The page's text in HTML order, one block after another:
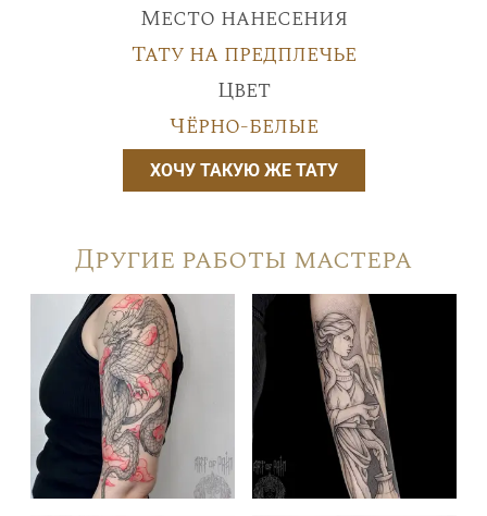
Место нанесения
Тату на предплечье
Цвет
Чёрно-белые
ХОЧУ ТАКУЮ ЖЕ ТАТУ
Другие работы мастера